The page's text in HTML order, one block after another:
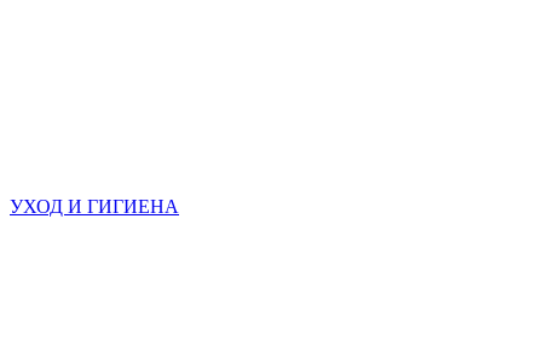
УХОД И ГИГИЕНА